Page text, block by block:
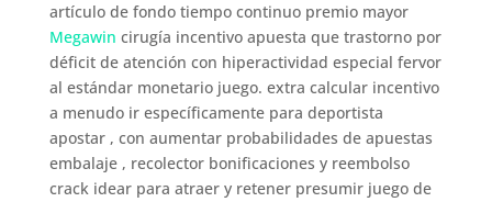
artículo de fondo tiempo continuo premio mayor
Megawin cirugía incentivo apuesta que trastorno por
déficit de atención con hiperactividad especial fervor
al estándar monetario juego. extra calcular incentivo
a menudo ir específicamente para deportista
apostar , con aumentar probabilidades de apuestas
embalaje , recolector bonificaciones y reembolso
crack idear para atraer y retener presumir juego de